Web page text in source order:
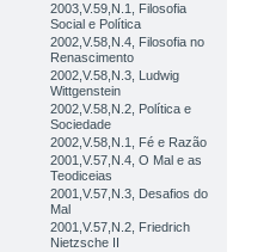
2003,V.59,N.1, Filosofia
Social e Política
2002,V.58,N.4, Filosofia no
Renascimento
2002,V.58,N.3, Ludwig
Wittgenstein
2002,V.58,N.2, Política e
Sociedade
2002,V.58,N.1, Fé e Razão
2001,V.57,N.4, O Mal e as
Teodiceias
2001,V.57,N.3, Desafios do
Mal
2001,V.57,N.2, Friedrich
Nietzsche II